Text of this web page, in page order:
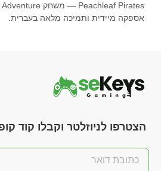
אספקה מיידית ותמיכה מלאה בעברית.
הצטרפו לניוזלטר וקבלו קוד